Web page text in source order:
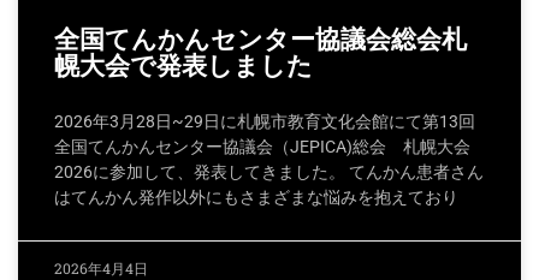
全国てんかんセンター協議会総会札
幌大会で発表しました
2026年3月28日~29日に札幌市教育文化会館にて第13回
全国てんかんセンター協議会（JEPICA)総会 札幌大会
2026に参加して、発表してきました。 てんかん患者さん
はてんかん発作以外にもさまざまな悩みを抱えており
2026年4月4日